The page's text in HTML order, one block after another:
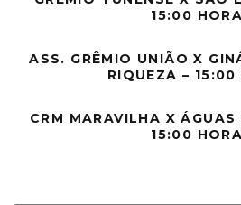
15:00
ASS. GRÊMIO UNIÃO X
RIQUEZA – 15:00
CRM MARAVILHA X
15:00